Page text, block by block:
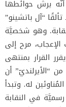
يرش حوائطها
“آل باتشينو”
وهو شخصيَّة
مرح إلى
القرار بمنتهى
“الأيرلنديّ” أن
له. وتبدأ
في النقابة